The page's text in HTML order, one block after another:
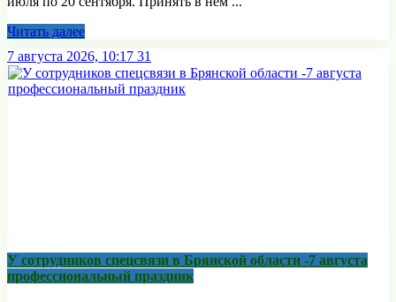
Читать далее
7 августа 2026, 10:17 31
У сотрудников спецсвязи в Брянской области -7 августа
профессиональный праздник